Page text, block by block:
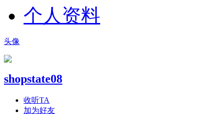
个人资料
头像
shopstate08
收听TA
加为好友